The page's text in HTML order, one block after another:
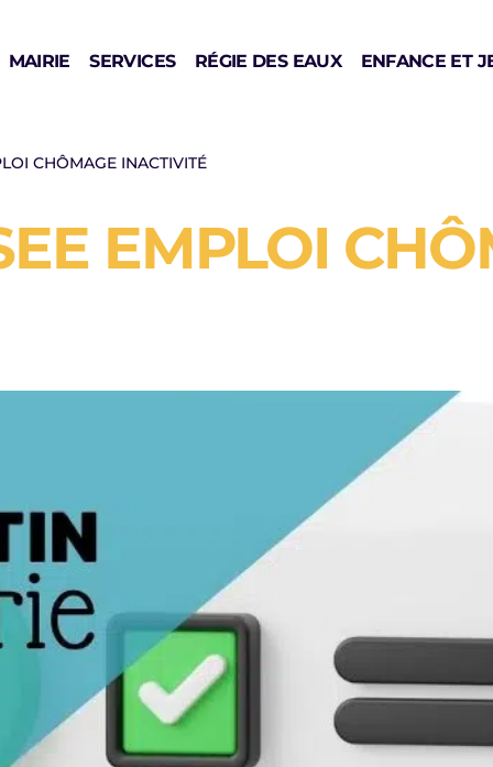
MAIRIE SERVICES RÉGIE DES EAUX ENFANCE ET
CHÔMAGE INACTIVITÉ
EMPLOI